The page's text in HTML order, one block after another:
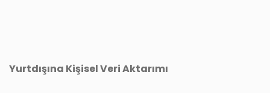
Yurtdışına Kişisel Veri Aktarımı